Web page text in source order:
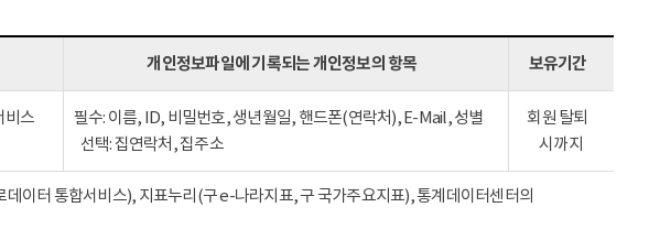
개인정보파일에 기록되는 개인정보의 항목 보유기간
비스
필수: 이름, ID, 비밀번호, 생년월일, 핸드폰(연락처), E-Mail, 성별
선택: 집연락처, 집주소
회원 탈퇴
시까지
이터 통합서비스), 지표누리(구 e-나라지표, 구 국가주요지표), 통계데이터센터의